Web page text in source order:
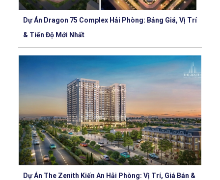
Dự Án Dragon 75 Complex Hải Phòng: Bảng Giá, Vị Trí
& Tiến Độ Mới Nhất
Dự Án The Zenith Kiến An Hải Phòng: Vị Trí, Giá Bán &